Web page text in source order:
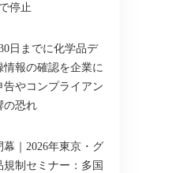
停止
日までに化学品デ
情報の確認を企業に
告やコンプライアン
の恐れ
｜2026年東京・グ
規制セミナー：多国